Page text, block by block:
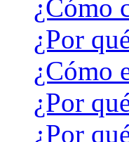
¿Cómo
¿Por
¿Cómo
¿Por
¿Por